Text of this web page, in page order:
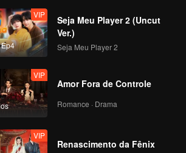
VIP
Seja Meu Player 2 (Uncut
Ver.)
Seja Meu Player 2
VIP
Amor Fora de Controle
Romance · Drama
VIP
Renascimento da Fênix